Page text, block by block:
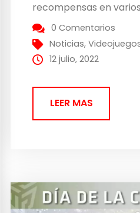
recompensas en
por ciudades de todo
11.00h hasta las 14.00h
lado, los entrenadores
0 Comentarios
Noticias,
12 julio, 2022
LEER MAS